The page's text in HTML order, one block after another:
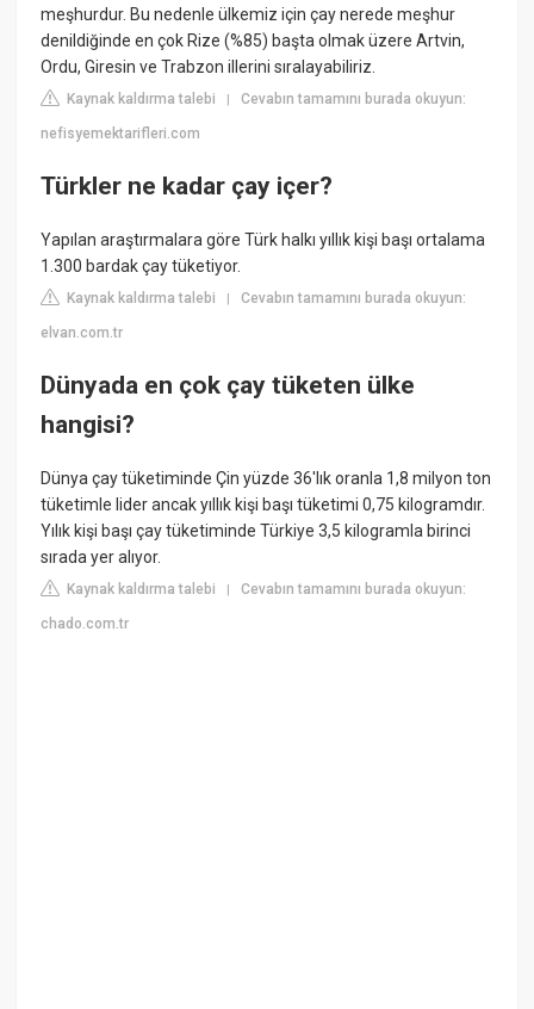
meşhurdur. Bu nedenle ülkemiz için çay nerede meşhur
denildiğinde en çok Rize (%85) başta olmak üzere Artvin,
Ordu, Giresin ve Trabzon illerini sıralayabiliriz.
Kaynak kaldırma talebi |Cevabın tamamını burada okuyun:
nefisyemektarifleri.com
Türkler ne kadar çay içer?
Yapılan araştırmalara göre Türk halkı yıllık kişi başı ortalama
1.300 bardak çay tüketiyor.
Kaynak kaldırma talebi |Cevabın tamamını burada okuyun:
elvan.com.tr
Dünyada en çok çay tüketen ülke
hangisi?
Dünya çay tüketiminde Çin yüzde 36'lık oranla 1,8 milyon ton
tüketimle lider ancak yıllık kişi başı tüketimi 0,75 kilogramdır.
Yılık kişi başı çay tüketiminde Türkiye 3,5 kilogramla birinci
sırada yer alıyor.
Kaynak kaldırma talebi |Cevabın tamamını burada okuyun:
chado.com.tr